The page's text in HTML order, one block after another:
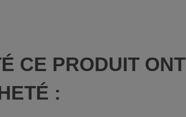
CE PRODUIT ONT
: